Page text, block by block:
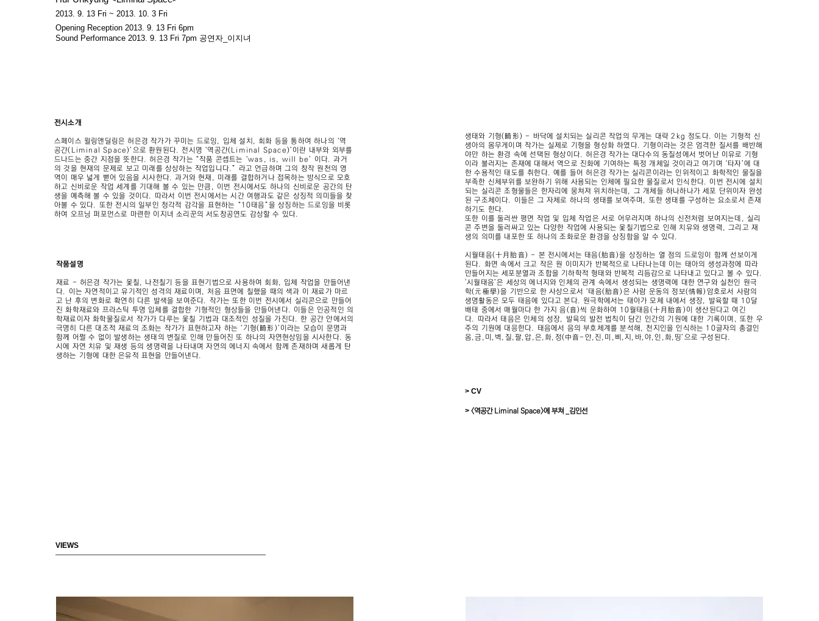
2013. 9. 13 Fri ~ 2013. 10. 3 Fri
Opening Reception 2013. 9. 13 Fri 6pm
Sound Performance 2013. 9. 13 Fri 7pm 공연자_이지녀
전시소개
스페이스 윌링앤딜링은 허은경 작가가 꾸미는 드로잉, 입체 설치, 회화 등을 통하여 하나의 ‘역
공간(Liminal Space)’으로 환원된다. 전시명 ‘역공간(Liminal Space)’이란 내부와 외부를
드나드는 중간 지점을 뜻한다. 허은경 작가는 “작품 콘셉트는 ‘was, is, will be’ 이다. 과거
의 것을 현재의 문제로 보고 미래를 상상하는 작업입니다.” 라고 언급하며 그의 창작 원천의 영
역이 매우 넓게 뻗어 있음을 시사한다. 과거와 현재, 미래를 결합하거나 접목하는 방식으로 모호
하고 신비로운 작업 세계를 기대해 볼 수 있는 만큼, 이번 전시에서도 하나의 신비로운 공간의 탄
생을 예측해 볼 수 있을 것이다. 따라서 이번 전시에서는 시간 여행과도 같은 상징적 의미들을 찾
아볼 수 있다. 또한 전시의 일부인 청각적 감각을 표현하는 “10태음”을 상징하는 드로잉을 비롯
하여 오프닝 퍼포먼스로 마련한 이지녀 소리꾼의 서도창공연도 감상할 수 있다.
작품설명
재료 - 허은경 작가는 옻칠, 나전칠기 등을 표현기법으로 사용하여 회화, 입체 작업을 만들어낸
다. 이는 자연적이고 유기적인 성격의 재료이며, 처음 표면에 칠했을 때의 색과 이 재료가 마르
고 난 후의 변화로 확연히 다른 발색을 보여준다. 작가는 또한 이번 전시에서 실리콘으로 만들어
진 화학재료와 프라스틱 투명 입체를 결합한 기형적인 형상들을 만들어낸다. 이들은 인공적인 의
학재료이자 화학물질로서 작가가 다루는 옻칠 기법과 대조적인 성질을 가진다. 한 공간 안에서의
극명히 다른 대조적 재료의 조화는 작가가 표현하고자 하는 ‘기형(畸形)’이라는 모습이 문명과
함께 어쩔 수 없이 발생하는 생태의 변질로 인해 만들어진 또 하나의 자연현상임을 시사한다. 동
시에 자연 치유 및 재생 등의 생명력을 나타내며 자연의 에너지 속에서 함께 존재하며 새롭게 탄
생하는 기형에 대한 은유적 표현을 만들어낸다.
생태와 기형(畸形) - 바닥에 설치되는 실리콘 작업의 무게는 대략 2kg 정도다. 이는 기형적 신
생아의 몸무게이며 작가는 실제로 기형을 형상화 하였다. 기형이라는 것은 엄격한 질서를 배반해
야만 하는 환경 속에 선택된 형상이다. 허은경 작가는 대다수의 동질성에서 벗어난 이유로 기형
이라 불러지는 존재에 대해서 역으로 진화에 기여하는 특정 개체일 것이라고 여기며 ‘타자’에 대
한 수용적인 태도를 취한다. 예를 들어 허은경 작가는 실리콘이라는 인위적이고 화학적인 물질을
부족한 신체부위를 보완하기 위해 사용되는 인체에 필요한 물질로서 인식한다. 이번 전시에 설치
되는 실리콘 조형물들은 한자리에 뭉쳐져 위치하는데, 그 개체들 하나하나가 세포 단위이자 완성
된 구조체이다. 이들은 그 자체로 하나의 생태를 보여주며, 또한 생태를 구성하는 요소로서 존재
하기도 한다.
또한 이를 둘러싼 평면 작업 및 입체 작업은 서로 어우러지며 하나의 신전처럼 보여지는데, 실리
콘 주변을 둘러싸고 있는 다양한 작업에 사용되는 옻칠기법으로 인해 치유와 생명력, 그리고 재
생의 의미를 내포한 또 하나의 조화로운 환경을 상징함을 알 수 있다.
시월태음(十月胎音) - 본 전시에서는 태음(胎音)을 상징하는 열 점의 드로잉이 함께 선보이게
된다. 화면 속에서 크고 작은 원 이미지가 반복적으로 나타나는데 이는 태아의 생성과정에 따라
만들어지는 세포분열과 조합을 기하학적 형태와 반복적 리듬감으로 나타내고 있다고 볼 수 있다.
'시월태음’은 세상의 에너지와 인체의 관계 속에서 생성되는 생명력에 대한 연구와 실천인 원극
학(元極學)을 기반으로 한 사상으로서 ‘태음(胎音)은 사람 운동의 정보(情報)암호로서 사람의
생명활동은 모두 태음에 있다고 본다. 원극학에서는 태아가 모체 내에서 생장, 발육할 때 10달
배태 중에서 매월마다 한 가지 음(音)씩 운화하여 10월태음(十月胎音)이 생산된다고 여긴
다. 따라서 태음은 인체의 성장, 발육의 발전 법칙이 담긴 인간의 기원에 대한 기록이며, 또한 우
주의 기원에 대응한다. 태음에서 음의 부호체계를 분석해, 천지인을 인식하는 10글자의 총결인
옴,금,미,벽,질,팔,압,은,화,정(中音-안,진,미,삐,지,바,야,인,화,띵’으로 구성된다.
> CV
> <역공간 Liminal Space>에 부쳐 _김인선
VIEWS